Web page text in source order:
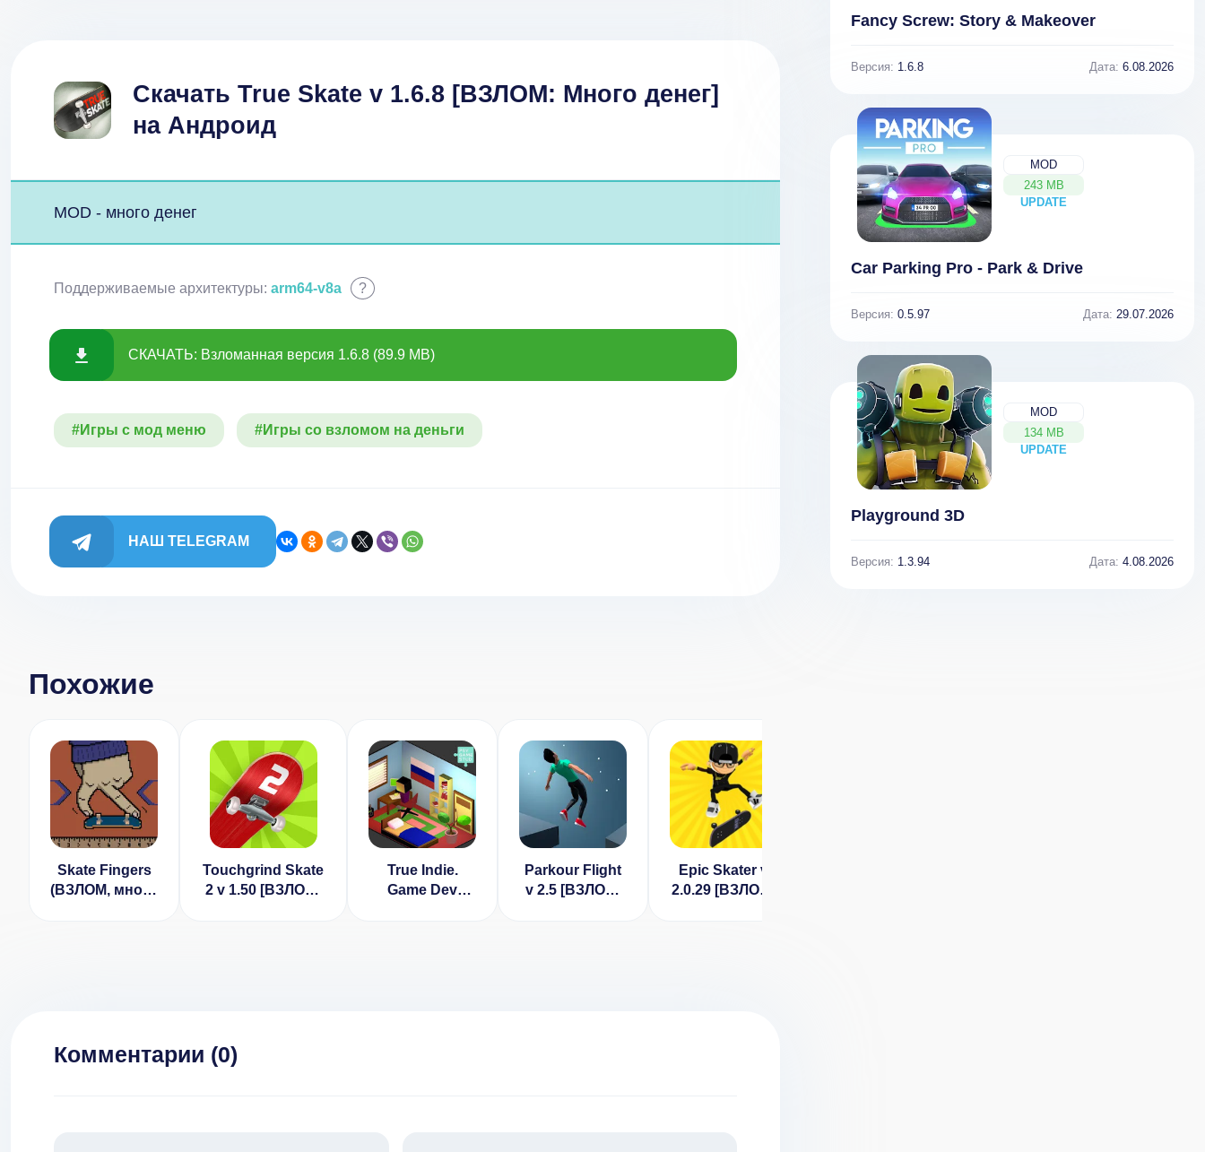
Скачать True Skate v 1.6.8 [ВЗЛОМ: Много денег]
на Андроид
MOD - много денег
Поддерживаемые архитектуры: arm64-v8a ?
СКАЧАТЬ: Взломанная версия 1.6.8 (89.9 MB)
#Игры с мод меню #Игры со взломом на деньги
НАШ TELEGRAM
Похожие
Skate Fingers
(ВЗЛОМ, много
Touchgrind Skate
2 v 1.50 [ВЗЛОМ:
True Indie.
Game Dev
Parkour Flight
v 2.5 [ВЗЛОМ:
Epic Skater v
2.0.29 [ВЗЛОМ:
Комментарии (0)
Fancy Screw: Story & Makeover
Версия: 1.6.8 Дата: 6.08.2026
MOD
243 MB
UPDATE
NEW
Car Parking Pro - Park & Drive
Версия: 0.5.97 Дата: 29.07.2026
MOD
134 MB
UPDATE
NEW
Playground 3D
Версия: 1.3.94 Дата: 4.08.2026